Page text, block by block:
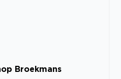
Broekmans